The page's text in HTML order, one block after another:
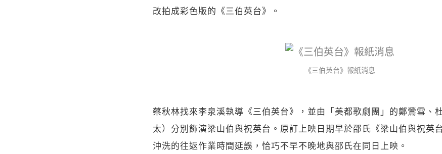
改拍成彩色版的《三伯英台》。
《三伯英台》報紙消息
蔡秋林找來李泉溪執導《三伯英台》，並由「美都歌劇團」的鄭鶯雪、
太）分別飾演梁山伯與祝英台。原訂上映日期早於邵氏《梁山伯與祝英
沖洗的往返作業時間延誤，恰巧不早不晚地與邵氏在同日上映。